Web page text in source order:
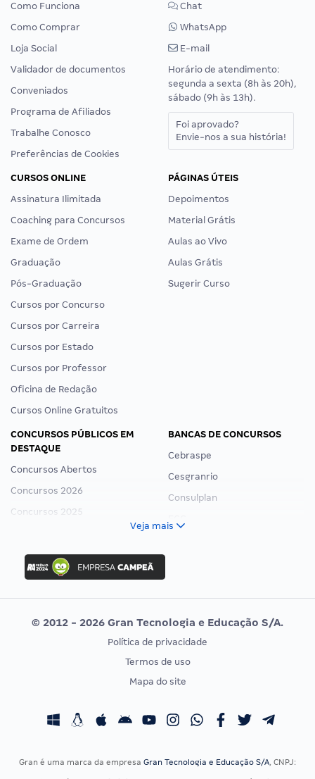
Como Funciona
Como Comprar
Loja Social
Validador de documentos
Conveniados
Programa de Afiliados
Trabalhe Conosco
Preferências de Cookies
Chat
WhatsApp
E-mail
Horário de atendimento:
segunda a sexta (8h às 20h),
sábado (9h às 13h).
Foi aprovado?
Envie-nos a sua história!
CURSOS ONLINE
Assinatura Ilimitada
Coaching para Concursos
Exame de Ordem
Graduação
Pós-Graduação
Cursos por Concurso
Cursos por Carreira
Cursos por Estado
Cursos por Professor
Oficina de Redação
Cursos Online Gratuitos
PÁGINAS ÚTEIS
Depoimentos
Material Grátis
Aulas ao Vivo
Aulas Grátis
Sugerir Curso
CONCURSOS PÚBLICOS EM
DESTAQUE
Concursos Abertos
Concursos 2026
Concursos 2025
Concurso Ibama
Concurso MPU
Editais publicados
BANCAS DE CONCURSOS
Cebraspe
Cesgranrio
Consulplan
Vunesp
CONCURSOS POR PROFISSÃO
Concursos Fiscais
EXAME DE ORDEM
Calendário OAB
Veja mais
© 2012 - 2026 Gran Tecnologia e Educação S/A.
Política de privacidade
Termos de uso
Mapa do site
Gran é uma marca da empresa Gran Tecnologia e Educação S/A, CNPJ: